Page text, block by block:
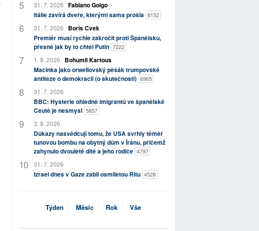
31. 7. 2026 Fabiano Golgo
Itálie zavírá dveře, kterými sama prošla 8152
31. 7. 2026
Boris Cvek
Premiér musí rychle zakročit proti Španělsku,
přesně jak by to chtěl Putin 7222
1. 8. 2026
Bohumil Kartous
Macinka jako orwellovský pěšák trumpovské
antiteze o demokracii (o skutečnosti) 6965
31. 7. 2026
BBC: Hysterie ohledně imigrantů ve španělské
Ceutě je nesmysl 5857
3. 8. 2026
Důkazy nasvědčují tomu, že USA svrhly téměř
tunovou bombu na obytný dům v Íránu, přičemž
zahynulo dvouleté dítě a jeho rodiče 4797
31. 7. 2026
Izrael dnes v Gaze zabil osmiletou Ritu 4528
Týden Měsíc Rok Vše